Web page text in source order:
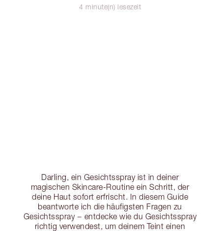
4 minute(n) lesezeit
Darling, ein Gesichtsspray ist in deiner
magischen Skincare-Routine ein Schritt, der
deine Haut sofort erfrischt. In diesem Guide
beantworte ich die häufigsten Fragen zu
Gesichtsspray − entdecke wie du Gesichtsspray
richtig verwendest, um deinem Teint einen